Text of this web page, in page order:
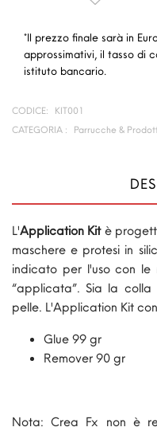
*Il prezzo finale sarà in
approssimativi, il tasso di
istituto bancario.
CODICE:
KIT001
CATEGORIA :
Parrucche &
L'Application Kit è
maschere e protesi in
indicato per l'uso con le
“applicata”. Sia la colla
pelle. L'Application Kit
Glue 99 gr
Remover 90 gr
Nota: Crea Fx non è